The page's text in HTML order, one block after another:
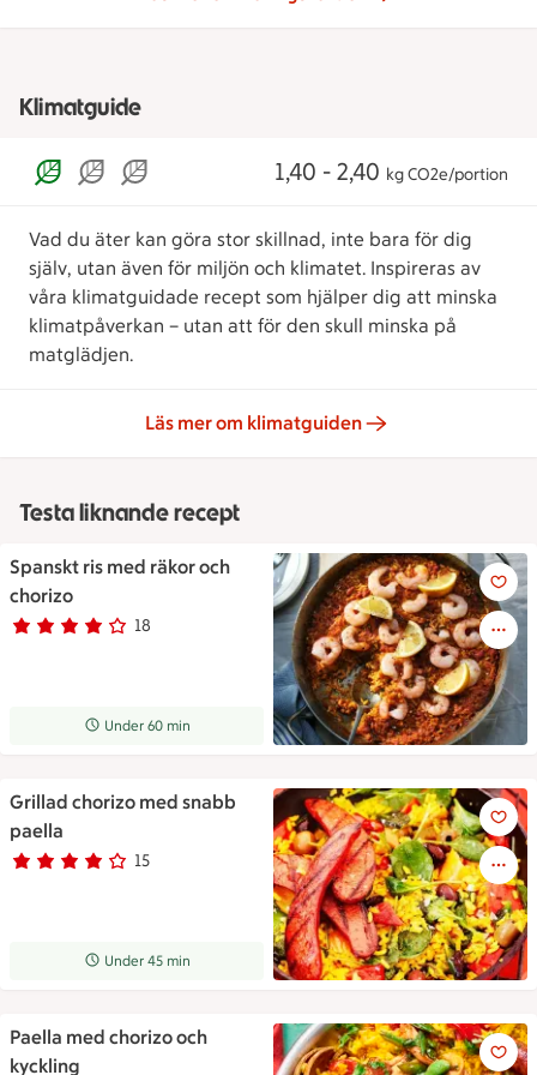
Klimatguide
1,40 - 2,40 kg CO2e/portion
Vad du äter kan göra stor skillnad, inte bara för dig
själv, utan även för miljön och klimatet. Inspireras av
våra klimatguidade recept som hjälper dig att minska
klimatpåverkan – utan att för den skull minska på
matglädjen.
Läs mer om klimatguiden
Testa liknande recept
Spanskt ris med räkor och
chorizo
Betyg 4 av 5.
18
18 personer har röstat
Receptet tar Under 60 min att tillaga
Under 60 min
En traktörpanna fylld med
Grillad chorizo med snabb
paella
Betyg 3.8 av 5. 15
15 personer har röstat
Receptet tar Under 45 min att tillaga
Under 45 min
Grillad chorizo med snabb
Paella med chorizo och
kyckling
Paella med chorizo och